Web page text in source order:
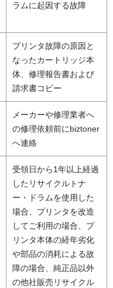
ラムに起因する故障
プリンタ故障の原因と
なったカートリッジ本
体、修理報告書および
請求書コピー
メーカーや修理業者へ
の修理依頼前にbiztoner
へ連絡
受領日から1年以上経過
したリサイクルトナ
ー・ドラムを使用した
場合、プリンタを改造
してご利用の場合、プ
リンタ本体の経年劣化
や部品の消耗による故
障の場合、純正品以外
の他社販売リサイクル